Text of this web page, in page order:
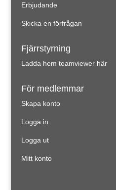
Erbjudande
Skicka en förfrågan
Fjärrstyrning
Ladda hem teamviewer här
För medlemmar
Skapa konto
Logga in
Logga ut
Mitt konto